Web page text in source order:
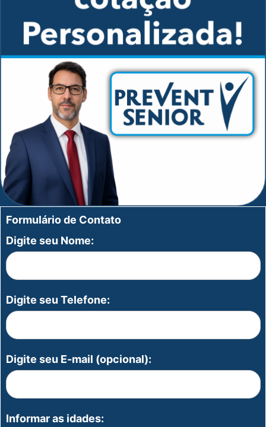
Formulário de Contato
Digite seu Nome:
Digite seu Telefone:
Digite seu E-mail (opcional):
Informar as idades: